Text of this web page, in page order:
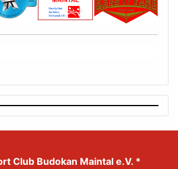
Club Budokan Maintal e.V. *